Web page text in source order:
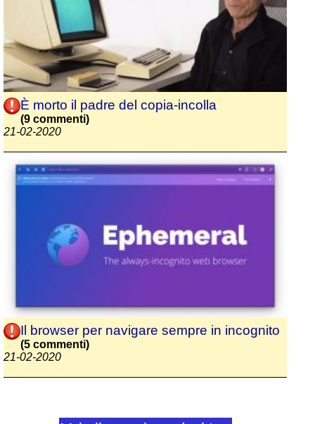
È morto il padre del copia-incolla
(9 commenti)
21-02-2020
Il browser per navigare sempre in incognito
(5 commenti)
21-02-2020